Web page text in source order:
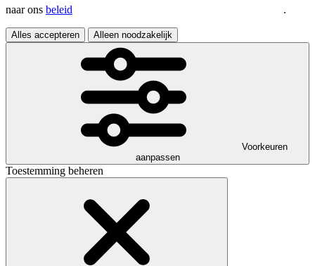
naar ons beleid .
Alles accepteren Alleen noodzakelijk
Voorkeuren
aanpassen
Toestemming beheren